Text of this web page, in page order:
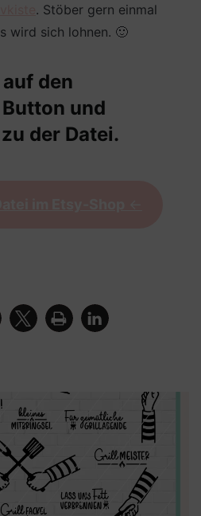
. Stöber gern einmal
wird sich lohnen. 🙂
den
und
der Datei.